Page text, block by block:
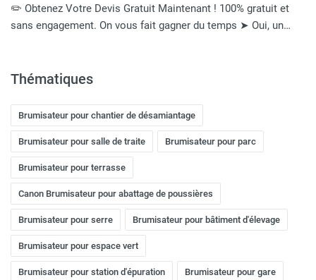
✏️ Obtenez Votre Devis Gratuit Maintenant ! 100% gratuit et
sans engagement. On vous fait gagner du temps ➤ Oui, un…
Thématiques
Brumisateur pour chantier de désamiantage
Brumisateur pour salle de traite Brumisateur pour parc
Brumisateur pour terrasse
Canon Brumisateur pour abattage de poussières
Brumisateur pour serre Brumisateur pour bâtiment d'élevage
Brumisateur pour espace vert
Brumisateur pour station d'épuration Brumisateur pour gare